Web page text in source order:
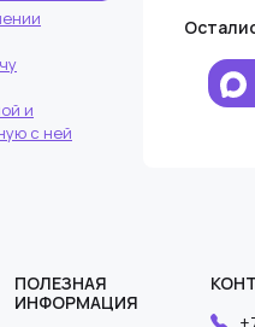
и
с ней
ПОЛЕЗНАЯ
ИНФОРМАЦИЯ